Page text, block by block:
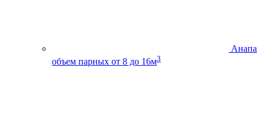
Анапа
объем парных от 8 до 16м3